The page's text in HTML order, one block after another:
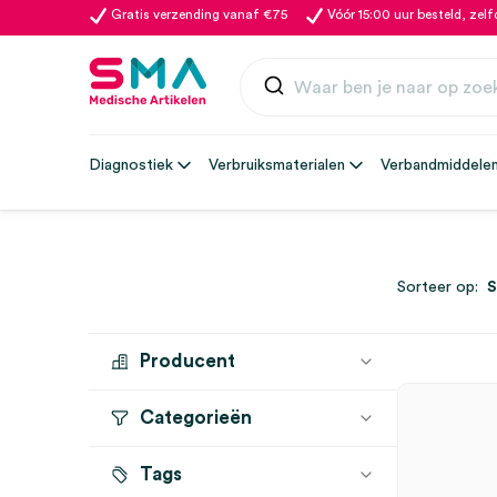
Gratis verzending vanaf €75 Vóór 15:00 uur besteld,
Diagnostiek Verbruiksmaterialen Verbandmiddelen
Producent
HEINE (4)
Categorieën
Onderzoekslampen
Tags
Sorteer op: